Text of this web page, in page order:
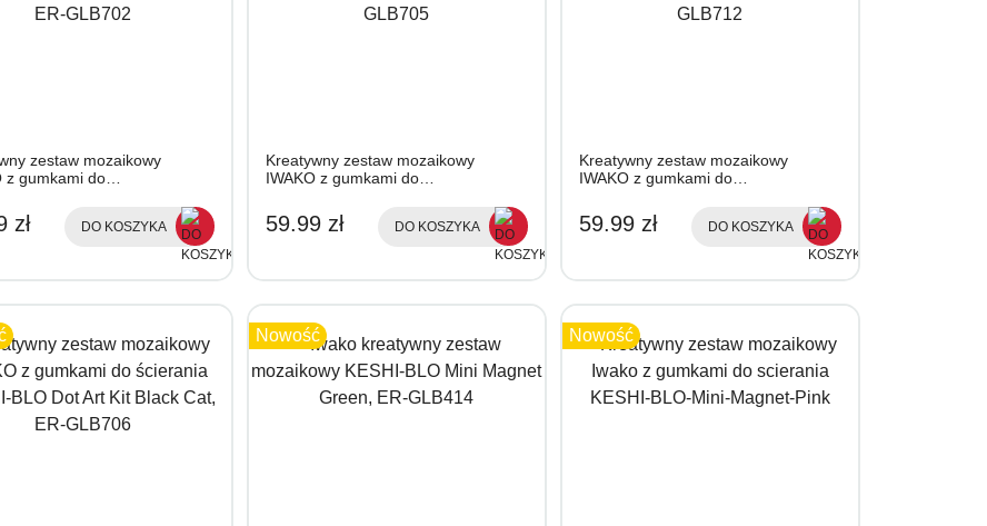
zestaw mozaikowy
z gumkami do…
zł DO KOSZYKA
Kreatywny zestaw mozaikowy
IWAKO z gumkami do…
59.99 zł DO KOSZYKA
Kreatywny zestaw mozaikowy
IWAKO z gumkami do…
59.99 zł DO KOSZYKA
Nowość Nowość